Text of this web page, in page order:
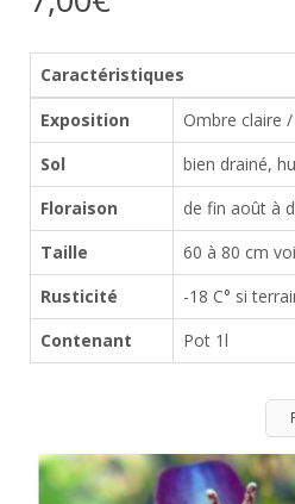
Caractéristiques
Exposition
Ombre claire
Sol
bien drainé,
Floraison
de fin août à
Taille
60 à 80 cm
Rusticité
-18 C° si
Contenant
Pot 1l